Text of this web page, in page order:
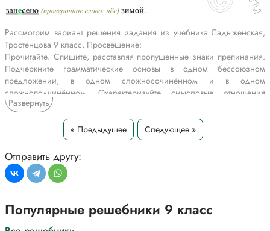
Рассмотрим вариант решения задания из учебника Ладыженская,
Тростенцова 9 класс, Просвещение:
Прочитайте. Спишите, расставляя пропущенные знаки препинания.
Подчеркните грамматические основы в одном бессоюзном
предложении, в одном сложносочинённом и в одном
сложноподчинённом. Охарактеризуйте смысловые отношения
между частями сложных предложений.
1. Вдоль разворочанных дорог
и разорённых сёл
мы шли по звёздам на восток
товарища я вёл.
Он отставал он кровь терял
он пулю нёс в груди
Наверно если б ранен был
и ш..л в степи чуж..й
Развернуть
« Предыдущее Следующее »
Отправить другу:
Популярные решебники 9 класс